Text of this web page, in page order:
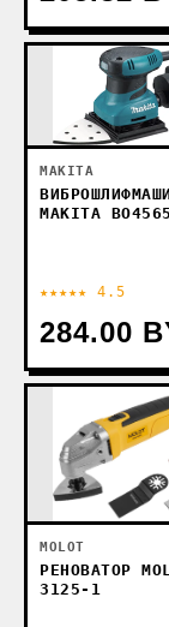
MAKITA
MAKITA BO4565
★★★★★ 4.5
284.00
MOLOT
РЕНОВАТОР
3125-1